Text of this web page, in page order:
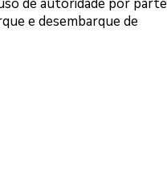
e desembarque de